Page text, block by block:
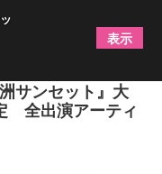
ロックこんにち
サンセット』大
全出演アーティ
表示